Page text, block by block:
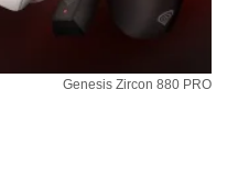
Genesis Zircon 880 PRO